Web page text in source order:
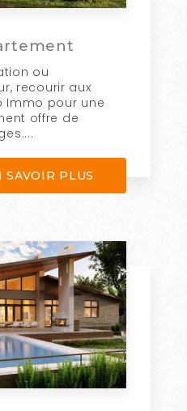
ou
recourir aux
Immo pour une
offre de
SAVOIR PLUS